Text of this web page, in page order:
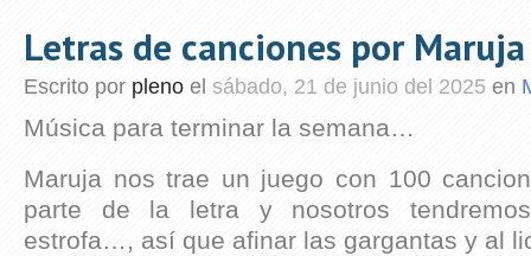
Letras de canciones por Maruja
Escrito por pleno el sábado, 21 de junio del 2025 en
Música para terminar la semana…
Maruja nos trae un juego con 100
parte de la letra y nosotros
estrofa…, así que afinar las gargantas y al